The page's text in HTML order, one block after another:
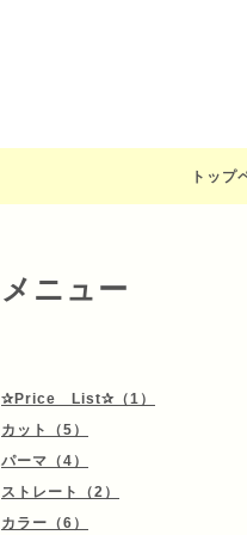
トップ
✰Price List✰（1）
カット（5）
パーマ（4）
ストレート（2）
カラー（6）
メニュー